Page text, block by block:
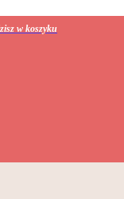
w koszyku